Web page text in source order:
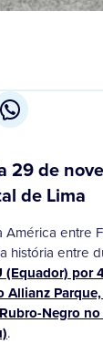
29 de
de Lima
entre
história entre
(Equador) por
Negro
.